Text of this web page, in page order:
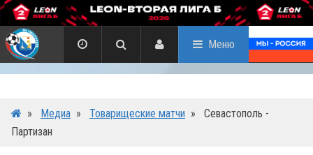
Меню
» Медиа » Товарищеские матчи »
Севастополь -
Партизан